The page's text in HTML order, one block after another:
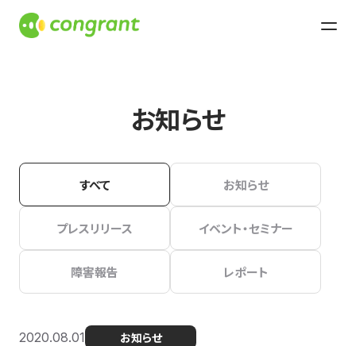
お知らせ
すべて お知らせ
プレスリリース イベント・セミナー
障害報告 レポート
2020.08.01 お知らせ